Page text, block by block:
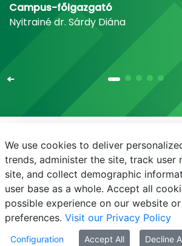
Campus-főigazgató
Nyitrainé dr. Sárdy Diána
E-mail Telefonkönyv NEPTUN
Bejelentkezés
We use cookies to deliver
trends, administer the site, track user
site, and collect demographic
user base as a whole. Accept all
possible experience on our website
preferences. Visit our Privacy Policy
Configuration Accept All Decline